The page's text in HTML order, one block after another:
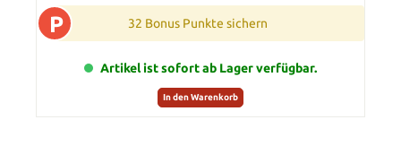
P 32 Bonus Punkte sichern
Artikel ist sofort ab Lager verfügbar.
In den Warenkorb